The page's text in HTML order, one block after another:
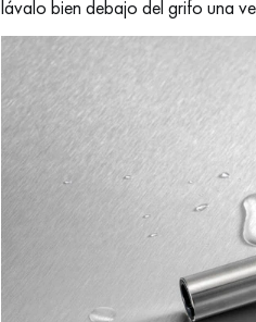
lávalo bien debajo del grifo una